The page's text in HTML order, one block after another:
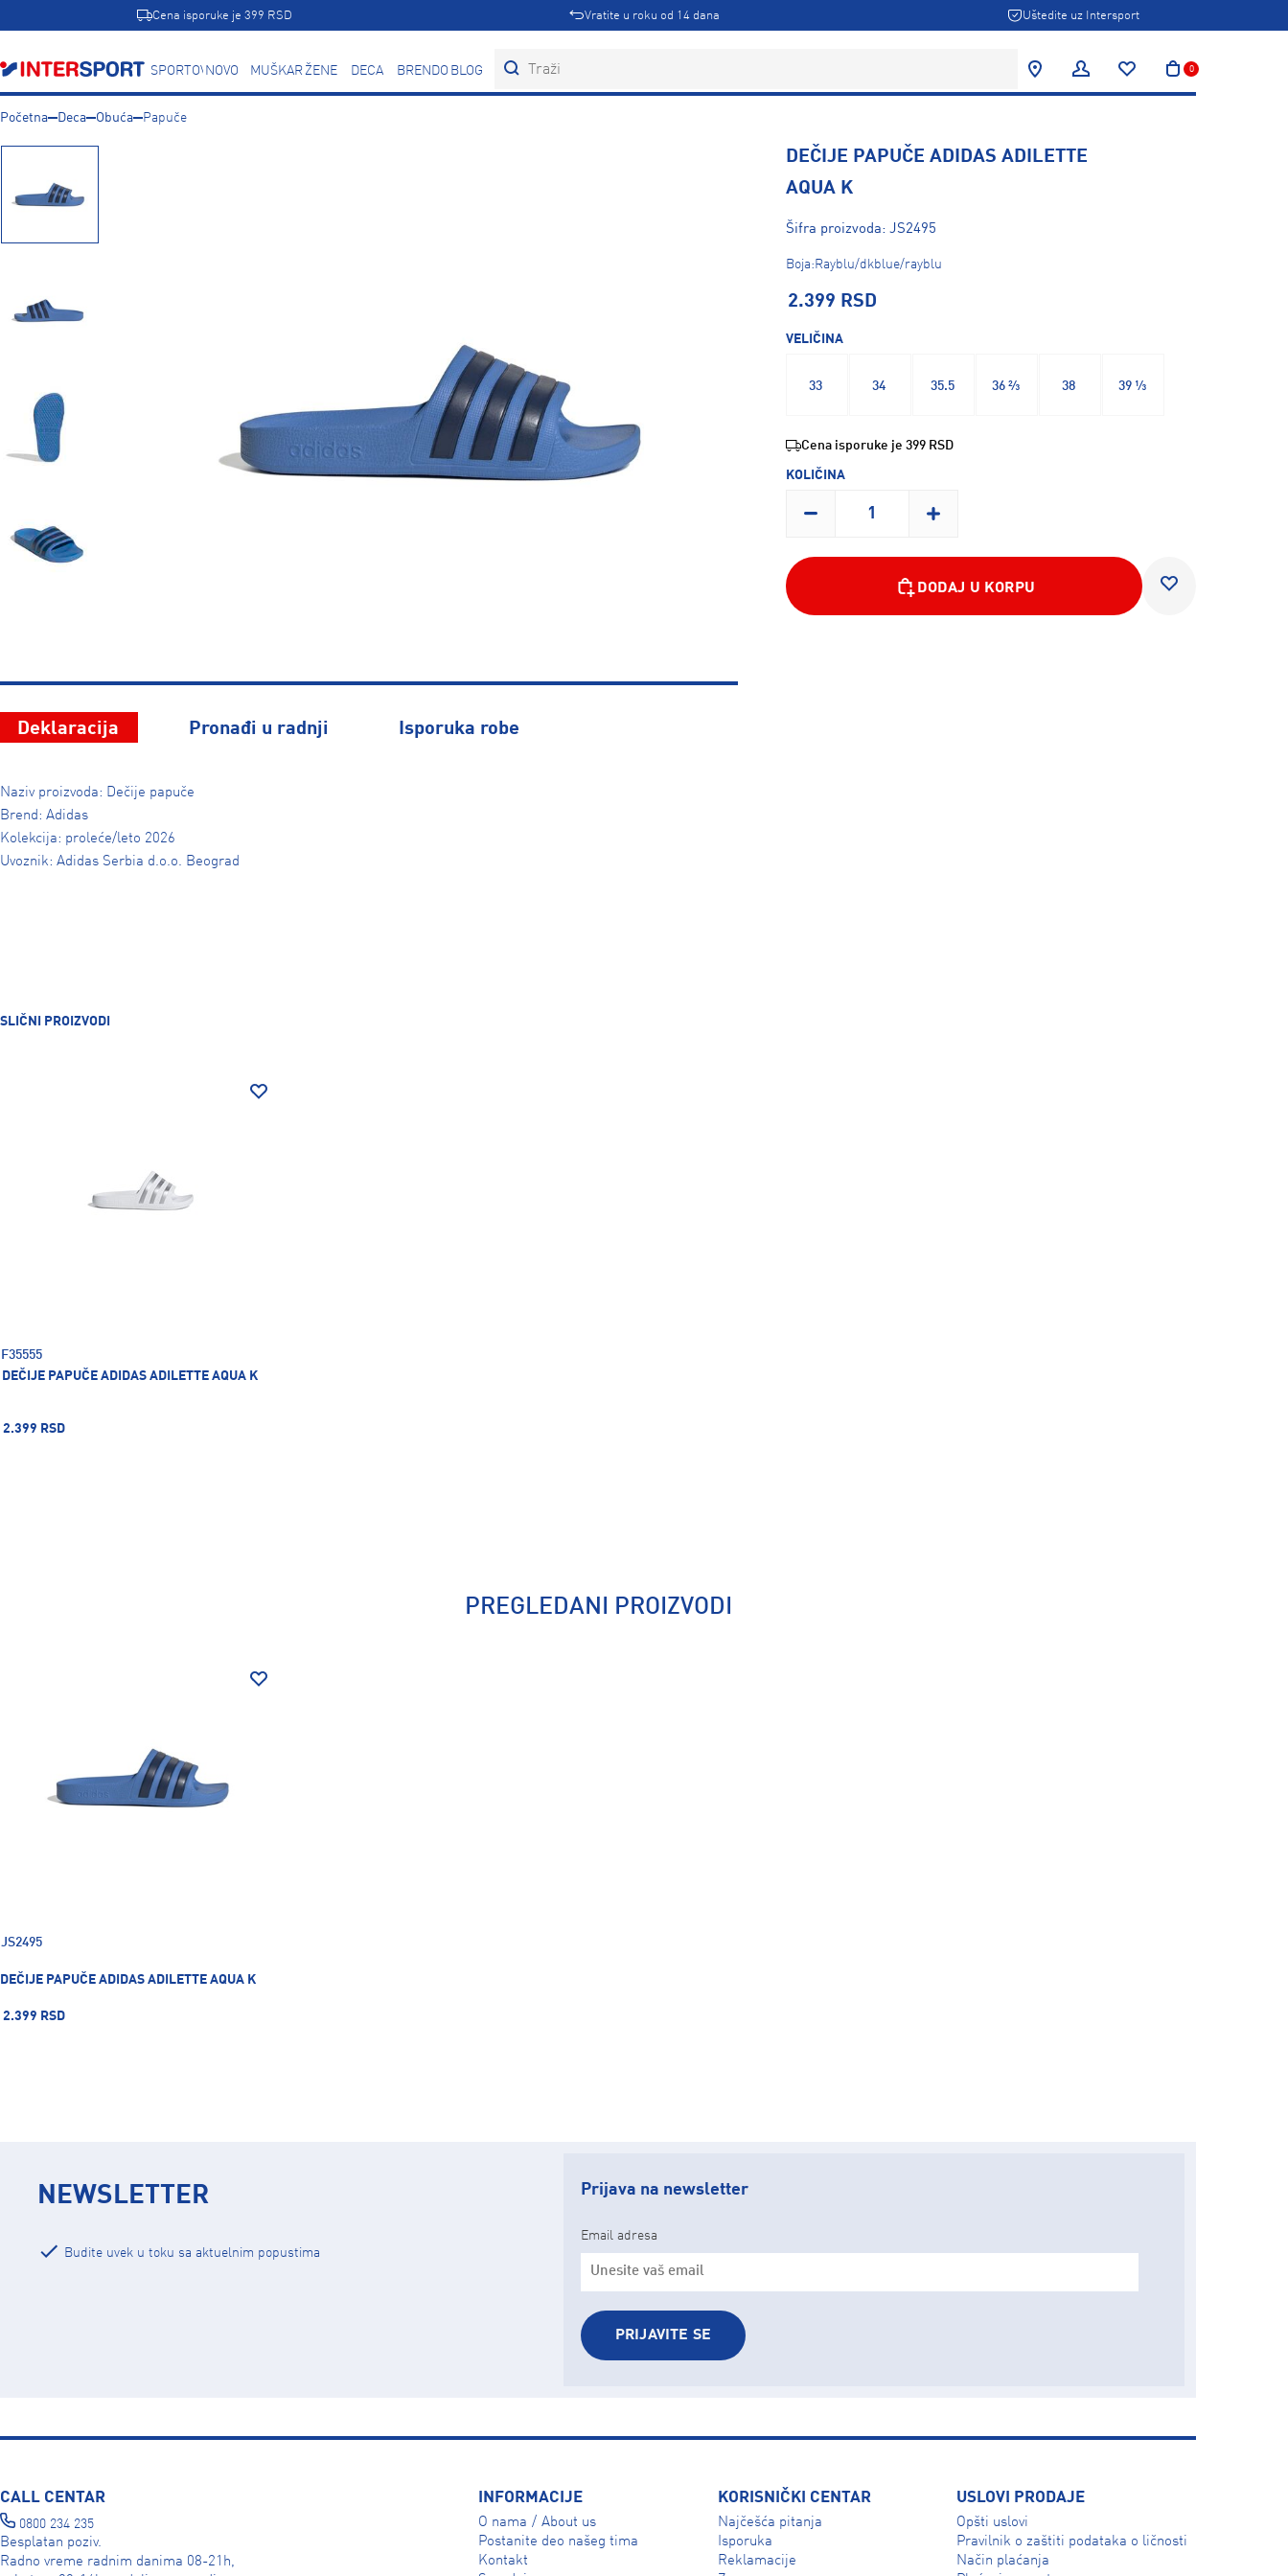
Cena isporuke je 399 RSD Vratite u roku od 14 dana Uštedite uz Intersport
SPORTOVINOVO MUŠKARCIŽENE DECA BRENDOVIBLOG 0
Početna Deca Obuća Papuče
Deklaracija Pronađi u radnji Isporuka robe
Naziv proizvoda: Dečije papuče
Brend: Adidas
Kolekcija: proleće/leto 2026
Uvoznik: Adidas Serbia d.o.o. Beograd
DEČIJE PAPUČE ADIDAS ADILETTE
AQUA K
Šifra proizvoda: JS2495
Boja:Rayblu/dkblue/rayblu
2.399 RSD
VELIČINA
33 34 35.5 36 ⅔ 38 39 ⅓
Cena isporuke je 399 RSD
KOLIČINA
DODAJ U KORPU
SLIČNI PROIZVODI
F35555
DEČIJE PAPUČE ADIDAS ADILETTE AQUA K
2.399 RSD
PREGLEDANI PROIZVODI
JS2495
DEČIJE PAPUČE ADIDAS ADILETTE AQUA K
2.399 RSD
NEWSLETTER
Budite uvek u toku sa aktuelnim popustima
Prijava na newsletter
Email adresa
PRIJAVITE SE
CALL CENTAR
0800 234 235
Besplatan poziv.
Radno vreme radnim danima 08-21h,
INFORMACIJE
O nama / About us
Postanite deo našeg tima
Kontakt
KORISNIČKI CENTAR
Najčešća pitanja
Isporuka
Reklamacije
USLOVI PRODAJE
Opšti uslovi
Pravilnik o zaštiti podataka o ličnosti
Način plaćanja